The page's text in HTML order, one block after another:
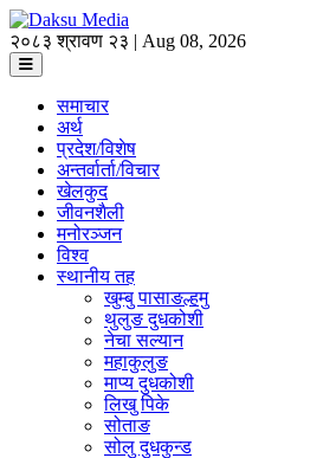
२०८३ श्रावण २३ | Aug 08, 2026
समाचार
अर्थ
प्रदेश/विशेष
अन्तर्वार्ता/विचार
खेलकुद
जीवनशैली
मनोरञ्जन
विश्व
स्थानीय तह
खुम्बु पासाङल्हमु
थुलुङ दुधकोशी
नेचा सल्यान
महाकुलुङ
माप्य दुधकोशी
लिखु पिके
सोताङ
सोलु दुधकुन्ड